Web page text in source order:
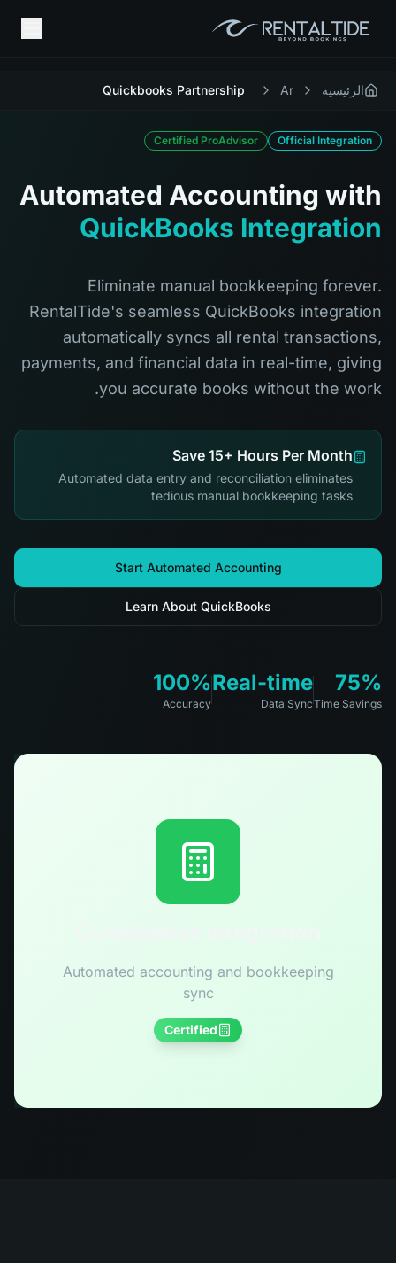
الرئيسية Ar
Quickbooks Partnership
Official Integration
Certified ProAdvisor
Automated Accounting with
QuickBooks Integration
Eliminate manual bookkeeping forever.
RentalTide's seamless QuickBooks integration
automatically syncs all rental transactions,
payments, and financial data in real-time, giving
you accurate books without the work.
Save 15+ Hours Per Month
Automated data entry and reconciliation eliminates
tedious manual bookkeeping tasks
Start Automated Accounting
Learn About QuickBooks
75%
Time Savings
Real-time
Data Sync
100%
Accuracy
Automated accounting and bookkeeping
sync
Certified